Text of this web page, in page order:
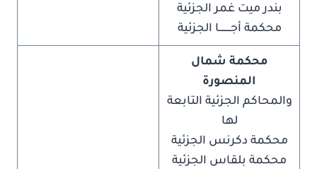
بندر ميت غمر الجزئية
محكمة أجــــــــا الجزئية
محكمة شمال
المنصورة
والمحاكم الجزئية التابعة
لها
محكمة دكرنس الجزئية
محكمة بلقاس الجزئية